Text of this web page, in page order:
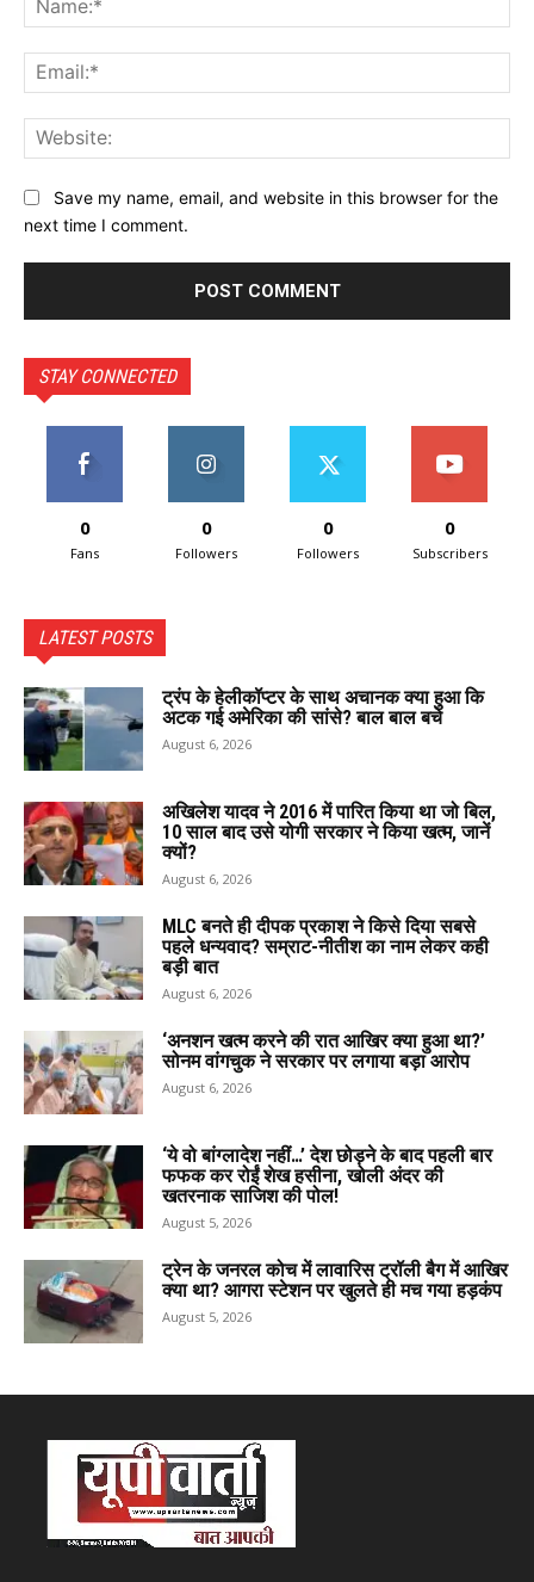
Save my name, email, and website in this browser for the
next time I comment.
STAY CONNECTED
0
Fans
0
Followers
0
Followers
0
Subscribers
LATEST POSTS
ट्रंप के हेलीकॉप्टर के साथ अचानक क्या हुआ कि
अटक गई अमेरिका की सांसे? बाल बाल बचे
August 6, 2026
अखिलेश यादव ने 2016 में पारित किया था जो बिल,
10 साल बाद उसे योगी सरकार ने किया खत्म, जानें
क्यों?
August 6, 2026
MLC बनते ही दीपक प्रकाश ने किसे दिया सबसे
पहले धन्यवाद? सम्राट-नीतीश का नाम लेकर कही
बड़ी बात
August 6, 2026
‘अनशन खत्म करने की रात आखिर क्या हुआ था?’
सोनम वांगचुक ने सरकार पर लगाया बड़ा आरोप
August 6, 2026
‘ये वो बांग्लादेश नहीं…’ देश छोड़ने के बाद पहली बार
फफक कर रोईं शेख हसीना, खोली अंदर की
खतरनाक साजिश की पोल!
August 5, 2026
ट्रेन के जनरल कोच में लावारिस ट्रॉली बैग में आखिर
क्या था? आगरा स्टेशन पर खुलते ही मच गया हड़कंप
August 5, 2026